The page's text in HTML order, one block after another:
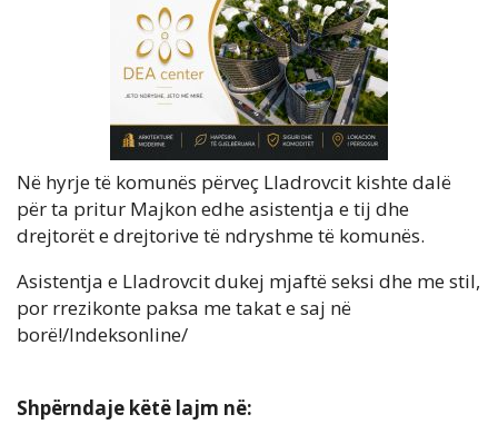
Në hyrje të komunës përveç Lladrovcit kishte dalë
për ta pritur Majkon edhe asistentja e tij dhe
drejtorët e drejtorive të ndryshme të komunës.
Asistentja e Lladrovcit dukej mjaftë seksi dhe me stil,
por rrezikonte paksa me takat e saj në
borë!/Indeksonline/
Shpërndaje këtë lajm në: